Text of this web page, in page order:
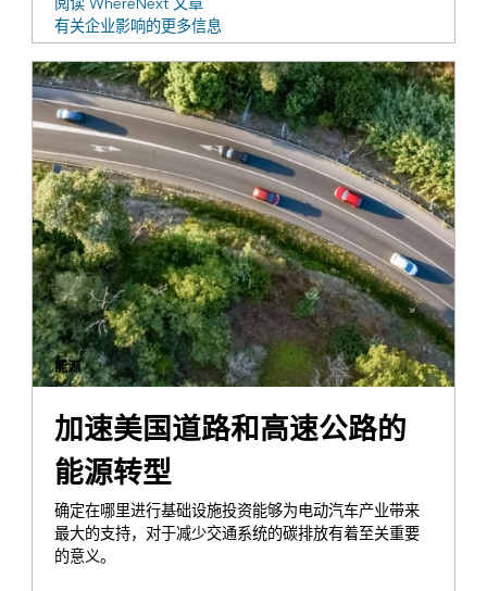
有关企业影响的更多信息
能源
加速美国道路和高速公路的
能源转型
确定在哪里进行基础设施投资能够为电动汽车产业带来
最大的支持，对于减少交通系统的碳排放有着至关重要
的意义。